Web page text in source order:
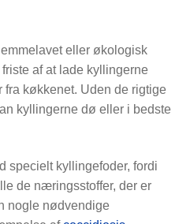
eller økologisk
af at lade kyllingerne
fra køkkenet. Uden de rigtige
kyllingerne dø eller i bedste
specielt kyllingefoder, fordi
de næringsstoffer, der er
nogle nødvendige